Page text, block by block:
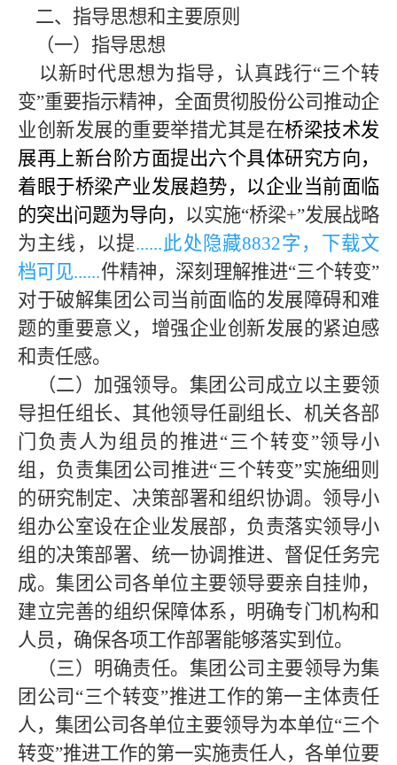
二、指导思想和主要原则
（一）指导思想
以新时代思想为指导，认真践行“三个转
变”重要指示精神，全面贯彻股份公司推动企
业创新发展的重要举措尤其是在桥梁技术发
展再上新台阶方面提出六个具体研究方向，
着眼于桥梁产业发展趋势，以企业当前面临
的突出问题为导向， 以实施“桥梁+”发展战略
为主线，以提......此处隐藏8832字，下载文
档可见......件精神，深刻理解推进“三个转变”
对于破解集团公司当前面临的发展障碍和难
题的重要意义，增强企业创新发展的紧迫感
和责任感。
（二）加强领导。 集团公司成立以主要领
导担任组长、其他领导任副组长、机关各部
门负责人为组员的推进“三个转变”领导小
组，负责集团公司推进“三个转变”实施细则
的研究制定、决策部署和组织协调。领导小
组办公室设在企业发展部，负责落实领导小
组的决策部署、统一协调推进、督促任务完
成。集团公司各单位主要领导要亲自挂帅，
建立完善的组织保障体系，明确专门机构和
人员，确保各项工作部署能够落实到位。
（三）明确责任。 集团 公司主要领导为集
团公司 “三个转变”推进工作的第一主体责任
人，集团公司各单位主要领导为本单位“三个
转变”推进工作的第一实施责任人，各单位要